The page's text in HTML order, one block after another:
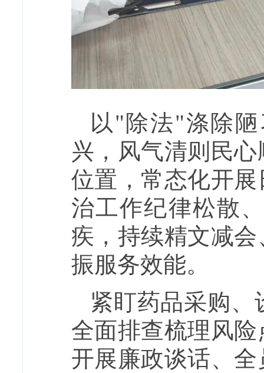
以"除法"涤除
兴，风气清则民
位置，常态化开
治工作纪律松散
疾，持续精文减
振服务效能。
紧盯药品采购
全面排查梳理风
开展廉政谈话、